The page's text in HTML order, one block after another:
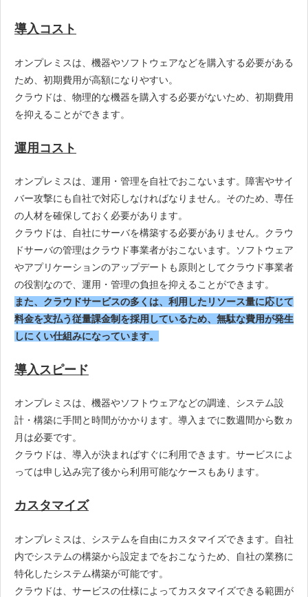
導入コスト
オンプレミスは、機器やソフトウェアなどを購入する必要がある
ため、初期費用が高額になりやすい。
クラウドは、物理的な機器を購入する必要がないため、初期費用
を抑えることができます。
運用コスト
オンプレミスは、運用・管理を自社でおこないます。障害やサイ
バー攻撃にも自社で対応しなければなりません。そのため、専任
の人材を確保しておく必要があります。
クラウドは、自社にサーバを構築する必要がありません。クラウ
ドサーバの管理はクラウド事業者がおこないます。ソフトウェア
やアプリケーションのアップデートも原則としてクラウド事業者
の役割なので、運用・管理の負担を抑えることができます。
また、クラウドサービスの多くは、利用したリソース量に応じて
料金を支払う従量課金制を採用しているため、無駄な費用が発生
しにくい仕組みになっています。
導入スピード
オンプレミスは、機器やソフトウェアなどの調達、システム設
計・構築に手間と時間がかかります。導入までに数週間から数ヵ
月は必要です。
クラウドは、導入が決まればすぐに利用できます。サービスによ
っては申し込み完了後から利用可能なケースもあります。
カスタマイズ
オンプレミスは、システムを自由にカスタマイズできます。自社
内でシステムの構築から設定までをおこなうため、自社の業務に
特化したシステム構築が可能です。
クラウドは、サービスの仕様によってカスタマイズできる範囲が